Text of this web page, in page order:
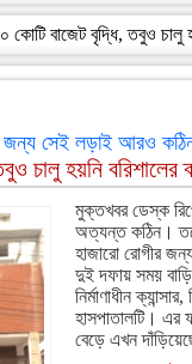
বাজেট বৃদ্ধি, তবুও চালু
জন্য সেই লড়াই আরও
হয়নি বরিশালের
মুক্তখবর ডেস্ক
অত্যন্ত কঠিন। তবে
হাজারো রোগীর
দুই দফায় সময়
নির্মাণাধীন
হাসপাতালটি। এর
বেড়ে এখন